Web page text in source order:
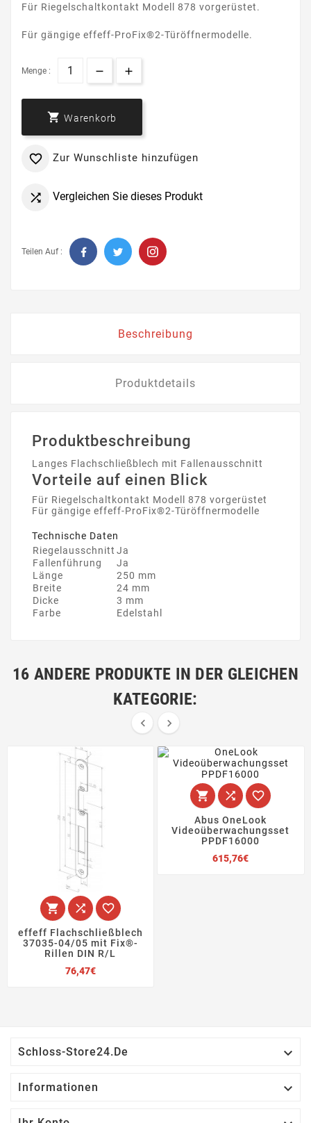
Für Riegelschaltkontakt Modell 878 vorgerüstet.
Für gängige effeff-ProFix®2-Türöffnermodelle.
Menge :
 Warenkorb
 Zur Wunschliste hinzufügen
 Vergleichen Sie dieses Produkt
Teilen Auf :
Beschreibung
Produktdetails
Produktbeschreibung
Langes Flachschließblech mit Fallenausschnitt
Vorteile auf einen Blick
Für Riegelschaltkontakt Modell 878 vorgerüstet
Für gängige effeff-ProFix®2-Türöffnermodelle
Technische Daten
Riegelausschnitt Ja
Fallenführung
Ja
Länge
250 mm
Breite
24 mm
Dicke
3 mm
Farbe
Edelstahl
16 ANDERE PRODUKTE IN DER GLEICHEN
KATEGORIE:
 
  
effeff Flachschließblech
37035-04/05 mit Fix®-
Rillen DIN R/L
76,47€Preis
  
Abus OneLook
Videoüberwachungsset
PPDF16000
615,76€Preis
Schloss-Store24.de 
Informationen 